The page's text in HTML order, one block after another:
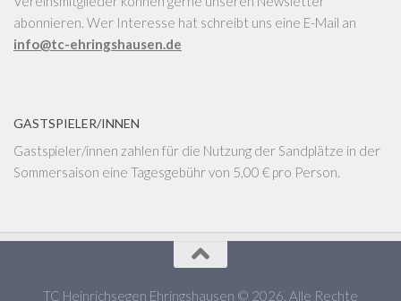
abonnieren. Wer Interesse hat schreibt uns eine E-Mail an
info@tc-ehringshausen.de
GASTSPIELER/INNEN
Gastspieler/innen zahlen für die Nutzung der Sandplätze in der
Sommersaison eine Tagesgebühr von 5,00 € pro Person.
TC Heinrichsegen Ehringshausen © 2026. Alle Rechte